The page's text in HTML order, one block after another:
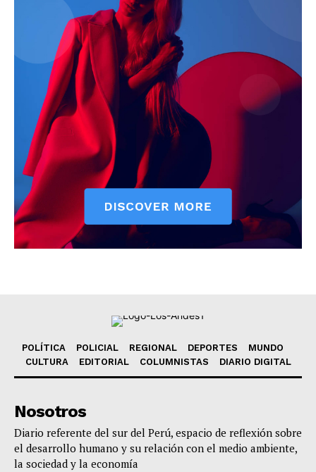
POLÍTICA POLICIAL REGIONAL DEPORTES
MUNDO
CULTURA
EDITORIAL COLUMNISTAS DIARIO DIGITAL
Nosotros
Diario referente del sur del Perú, espacio de reflexión sobre
el desarrollo humano y su relación con el medio ambiente,
la sociedad y la economía